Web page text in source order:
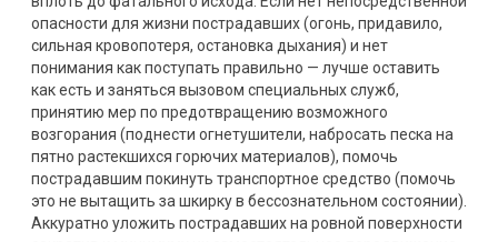
опасности для жизни пострадавших (огонь, придавило,
сильная кровопотеря, остановка дыхания) и нет
понимания как поступать правильно — лучше оставить
как есть и заняться вызовом специальных служб,
принятию мер по предотвращению возможного
возгорания (поднести огнетушители, набросать песка на
пятно растекшихся горючих материалов), помочь
пострадавшим покинуть транспортное средство (помочь
это не вытащить за шкирку в бессознательном состоянии).
Аккуратно уложить пострадавших на ровной поверхности